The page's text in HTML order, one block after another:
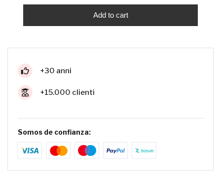
Add to cart
+30 anni
+15.000 clienti
Somos de confianza: